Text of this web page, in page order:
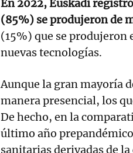
En 2022, Euskadi
(85%) se produjeron de
(15%) que se produjeron
nuevas tecnologías.
Aunque la gran mayoría
manera presencial, los
De hecho, en la
último año
sanitarias derivadas de